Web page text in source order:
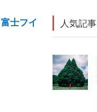
士フイ
人気記事